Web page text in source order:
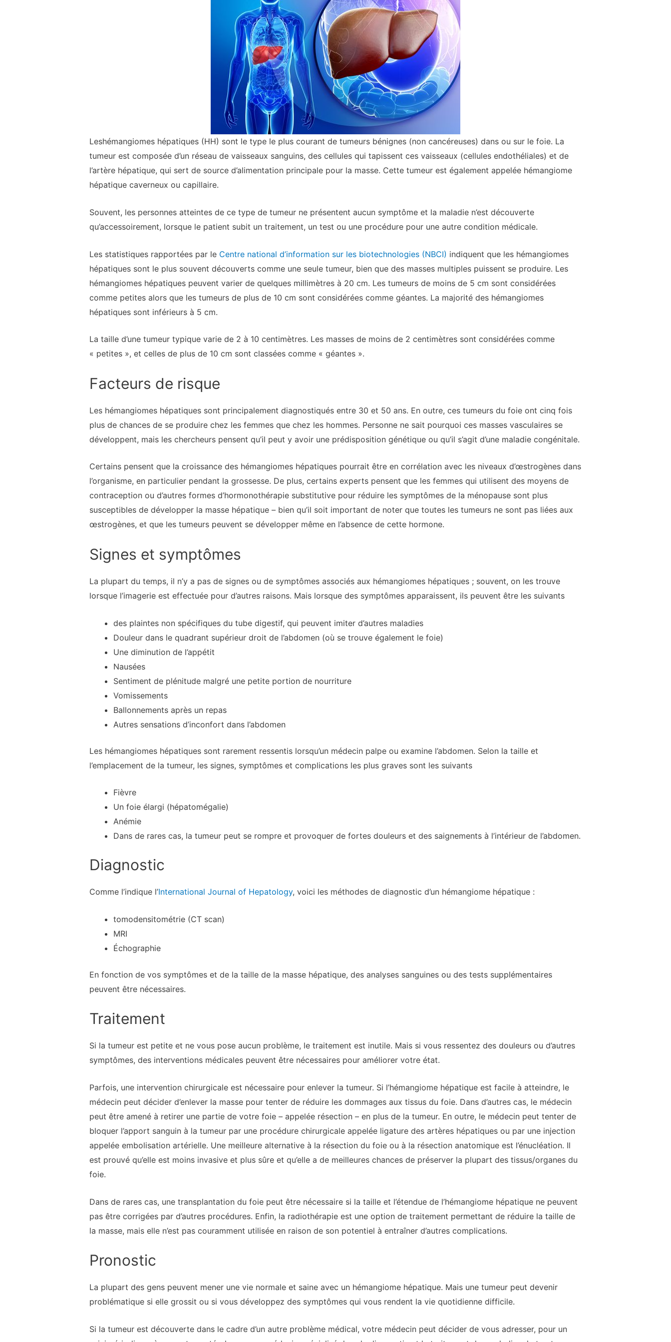
Leshémangiomes hépatiques(HH) sont le type le plus courant de tumeurs bénignes (non cancéreuses) dans ou sur le foie. La
tumeur est composée d’un réseau de vaisseaux sanguins, des cellules qui tapissent ces vaisseaux (cellules endothéliales) et de
l’artère hépatique, qui sert de source d’alimentation principale pour la masse. Cette tumeur est également appelée hémangiome
hépatique caverneux ou capillaire.
Souvent, les personnes atteintes de ce type de tumeur ne présentent aucun symptôme et la maladie n’est découverte
qu’accessoirement, lorsque le patient subit un traitement, un test ou une procédure pour une autre condition médicale.
Les statistiques rapportées par le Centre national d’information sur les biotechnologies (NBCI) indiquent que les hémangiomes
hépatiques sont le plus souvent découverts comme une seule tumeur, bien que des masses multiples puissent se produire. Les
hémangiomes hépatiques peuvent varier de quelques millimètres à 20 cm. Les tumeurs de moins de 5 cm sont considérées
comme petites alors que les tumeurs de plus de 10 cm sont considérées comme géantes. La majorité des hémangiomes
hépatiques sont inférieurs à 5 cm.
La taille d’une tumeur typique varie de 2 à 10 centimètres. Les masses de moins de 2 centimètres sont considérées comme
« petites », et celles de plus de 10 cm sont classées comme « géantes ».
Facteurs de risque
Les hémangiomes hépatiques sont principalement diagnostiqués entre 30 et 50 ans. En outre, ces tumeurs du foie ont cinq fois
plus de chances de se produire chez les femmes que chez les hommes. Personne ne sait pourquoi ces masses vasculaires se
développent, mais les chercheurs pensent qu’il peut y avoir une prédisposition génétique ou qu’il s’agit d’une maladie congénitale.
Certains pensent que la croissance des hémangiomes hépatiques pourrait être en corrélation avec les niveaux d’œstrogènes dans
l’organisme, en particulier pendant la grossesse. De plus, certains experts pensent que les femmes qui utilisent des moyens de
contraception ou d’autres formes d’hormonothérapie substitutive pour réduire les symptômes de la ménopause sont plus
susceptibles de développer la masse hépatique – bien qu’il soit important de noter que toutes les tumeurs ne sont pas liées aux
œstrogènes, et que les tumeurs peuvent se développer même en l’absence de cette hormone.
Signes et symptômes
La plupart du temps, il n’y a pas de signes ou de symptômes associés aux hémangiomes hépatiques ; souvent, on les trouve
lorsque l’imagerie est effectuée pour d’autres raisons. Mais lorsque des symptômes apparaissent, ils peuvent être les suivants
des plaintes non spécifiques du tube digestif, qui peuvent imiter d’autres maladies
Douleur dans le quadrant supérieur droit de l’abdomen (où se trouve également le foie)
Une diminution de l’appétit
Nausées
Sentiment de plénitude malgré une petite portion de nourriture
Vomissements
Ballonnements après un repas
Autres sensations d’inconfort dans l’abdomen
Les hémangiomes hépatiques sont rarement ressentis lorsqu’un médecin palpe ou examine l’abdomen. Selon la taille et
l’emplacement de la tumeur, les signes, symptômes et complications les plus graves sont les suivants
Fièvre
Un foie élargi (hépatomégalie)
Anémie
Dans de rares cas, la tumeur peut se rompre et provoquer de fortes douleurs et des saignements à l’intérieur de l’abdomen.
Diagnostic
Comme l’indique l’International Journal of Hepatology, voici les méthodes de diagnostic d’un hémangiome hépatique :
tomodensitométrie (CT scan)
MRI
Échographie
En fonction de vos symptômes et de la taille de la masse hépatique, des analyses sanguines ou des tests supplémentaires
peuvent être nécessaires.
Traitement
Si la tumeur est petite et ne vous pose aucun problème, le traitement est inutile. Mais si vous ressentez des douleurs ou d’autres
symptômes, des interventions médicales peuvent être nécessaires pour améliorer votre état.
Parfois, une intervention chirurgicale est nécessaire pour enlever la tumeur. Si l’hémangiome hépatique est facile à atteindre, le
médecin peut décider d’enlever la masse pour tenter de réduire les dommages aux tissus du foie. Dans d’autres cas, le médecin
peut être amené à retirer une partie de votre foie – appelée résection – en plus de la tumeur. En outre, le médecin peut tenter de
bloquer l’apport sanguin à la tumeur par une procédure chirurgicale appelée ligature des artères hépatiques ou par une injection
appelée embolisation artérielle. Une meilleure alternative à la résection du foie ou à la résection anatomique est l’énucléation. Il
est prouvé qu’elle est moins invasive et plus sûre et qu’elle a de meilleures chances de préserver la plupart des tissus/organes du
foie.
Dans de rares cas, une transplantation du foie peut être nécessaire si la taille et l’étendue de l’hémangiome hépatique ne peuvent
pas être corrigées par d’autres procédures. Enfin, la radiothérapie est une option de traitement permettant de réduire la taille de
la masse, mais elle n’est pas couramment utilisée en raison de son potentiel à entraîner d’autres complications.
Pronostic
La plupart des gens peuvent mener une vie normale et saine avec un hémangiome hépatique. Mais une tumeur peut devenir
problématique si elle grossit ou si vous développez des symptômes qui vous rendent la vie quotidienne difficile.
Si la tumeur est découverte dans le cadre d’un autre problème médical, votre médecin peut décider de vous adresser, pour un